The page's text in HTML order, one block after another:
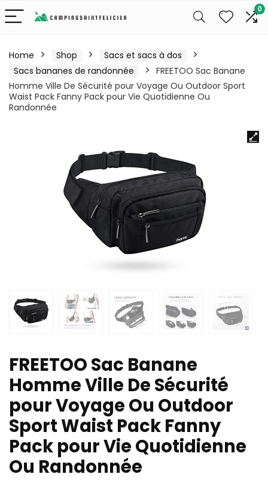
0
Home Shop
Sacs et sacs à dos
Sacs bananes de randonnée
FREETOO Sac Banane
Homme Ville De Sécurité pour Voyage Ou Outdoor Sport
Waist Pack Fanny Pack pour Vie Quotidienne Ou
Randonnée
FREETOO Sac Banane
Homme Ville De Sécurité
pour Voyage Ou Outdoor
Sport Waist Pack Fanny
Pack pour Vie Quotidienne
Ou Randonnée